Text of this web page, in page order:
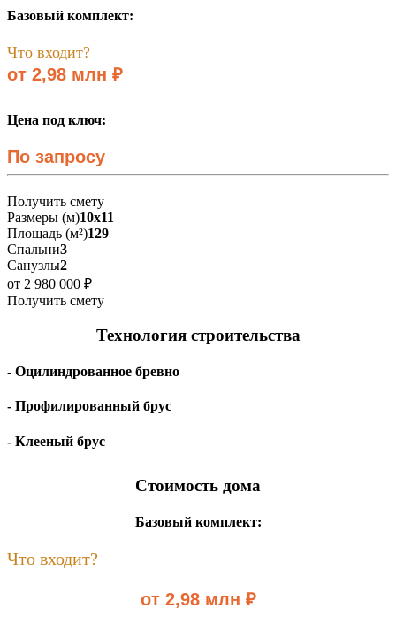
Базовый комплект:
Что входит?
от 2,98 млн ₽
Цена под ключ:
По запросу
Получить смету
Размеры (м)10х11
Площадь (м²)129
Спальни3
Санузлы2
от 2 980 000 ₽
Получить смету
Технология строительства
- Оцилиндрованное бревно
- Профилированный брус
- Клееный брус
Стоимость дома
Базовый комплект:
Что входит?
от 2,98 млн ₽